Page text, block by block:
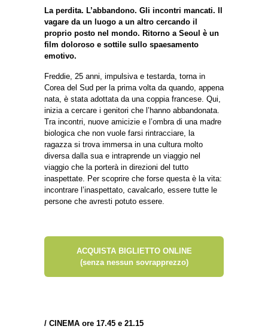
La perdita. L’abbandono. Gli incontri mancati. Il
vagare da un luogo a un altro cercando il
proprio posto nel mondo. Ritorno a Seoul è un
film doloroso e sottile sullo spaesamento
emotivo.
Freddie, 25 anni, impulsiva e testarda, torna in
Corea del Sud per la prima volta da quando, appena
nata, è stata adottata da una coppia francese. Qui,
inizia a cercare i genitori che l’hanno abbandonata.
Tra incontri, nuove amicizie e l’ombra di una madre
biologica che non vuole farsi rintracciare, la
ragazza si trova immersa in una cultura molto
diversa dalla sua e intraprende un viaggio nel
viaggio che la porterà in direzioni del tutto
inaspettate. Per scoprire che forse questa è la vita:
incontrare l’inaspettato, cavalcarlo, essere tutte le
persone che avresti potuto essere.
ACQUISTA BIGLIETTO ONLINE
(senza nessun sovrapprezzo)
/ CINEMA ore 17.45 e 21.15